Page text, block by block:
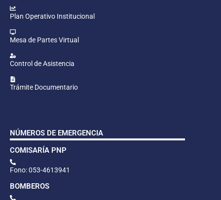
Plan Operativo Institucional
Mesa de Partes Virtual
Control de Asistencia
Trámite Documentario
NÚMEROS DE EMERGENCIA
COMISARÍA PNP
Fono: 053-4613941
BOMBEROS